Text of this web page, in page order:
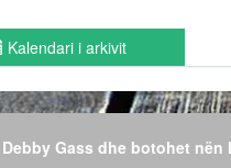
Kalendari i arkivit
Gass dhe botohet